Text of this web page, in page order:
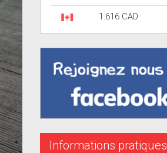
1.616 CAD
Informations pratiques